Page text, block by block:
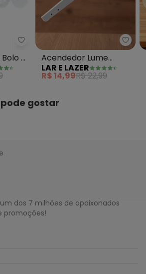
Mundo Lar - Kit Estêncil para
8
Lar
Acendedor Lume
Gatinhos Branco
LAR E LAZER
R$ 14,99R$ 22,99
gostar
dos 7 milhões de apaixonados
promoções!